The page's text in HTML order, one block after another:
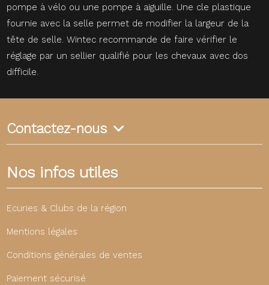
pompe à vélo ou une pompe à aiguille. Une cle plastique
fournie avec la selle permet de modifier la largeur de la
tête de selle. Wintec recommande de faire vérifier le
réglage par un sellier qualifié pour les chevaux avec dos
difficile.
Contactez-nous
Nos infos utiles
Ecuries & Clubs de la région
Mentions légales
Conditions générales de ventes
Paiement sécurisé